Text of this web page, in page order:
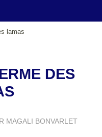
lamas
DES
MAGALI BONVARLET